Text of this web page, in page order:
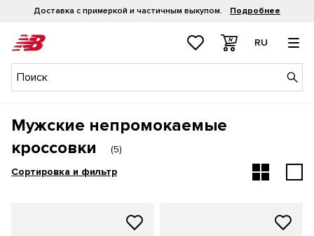
Доставка с примеркой и частичным выкупом. Подробнее
RU
Мужские непромокаемые
кроссовки
(5)
Сортировка и фильтр